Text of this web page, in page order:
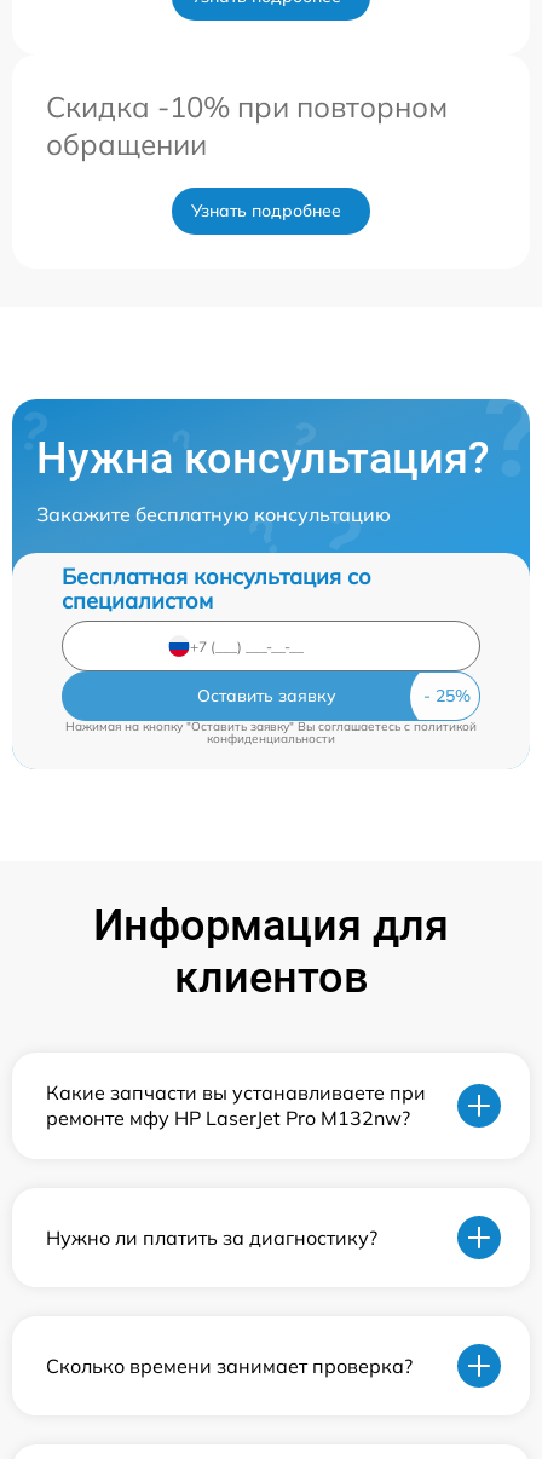
Скидка -10% при повторном
обращении
Узнать подробнее
Нужна консультация?
Закажите бесплатную консультацию
Бесплатная консультация со
специалистом
Оставить заявку
Нажимая на кнопку "Оставить заявку" Вы соглашаетесь cполитикой
конфиденциальности
Информация для
клиентов
Какие запчасти вы устанавливаете при
ремонте мфу HP LaserJet Pro M132nw?
Нужно ли платить за диагностику?
Сколько времени занимает проверка?